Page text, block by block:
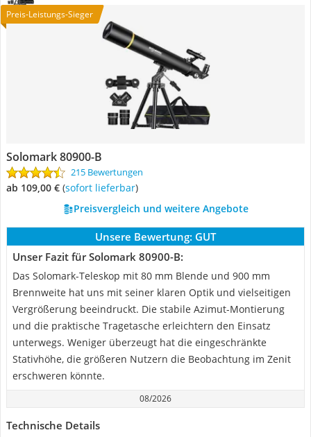
Preis-Leistungs-Sieger
Solomark 80900-B
215 Bewertungen
ab 109,00 € ( Sofort lieferbar)
Preisvergleich und weitere Angebote
Unsere Bewertung: GUT
Unser Fazit für Solomark 80900-B:
Das Solomark-Teleskop mit 80 mm Blende und 900 mm
Brennweite hat uns mit seiner klaren Optik und vielseitigen
Vergrößerung beeindruckt. Die stabile Azimut-Montierung
und die praktische Tragetasche erleichtern den Einsatz
unterwegs. Weniger überzeugt hat die eingeschränkte
Stativhöhe, die größeren Nutzern die Beobachtung im Zenit
erschweren könnte.
08/2026
Technische Details